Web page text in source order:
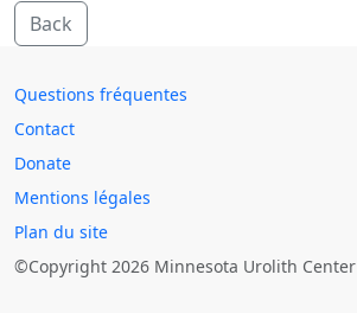
Back
Questions fréquentes
Contact
Donate
Mentions légales
Plan du site
©Copyright 2026 Minnesota Urolith Center